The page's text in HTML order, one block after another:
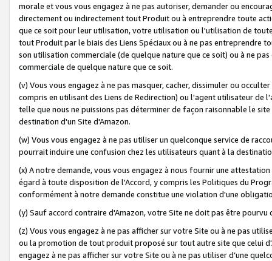
morale et vous vous engagez à ne pas autoriser, demander ou
directement ou indirectement tout Produit ou à entreprendre toute
que ce soit pour leur utilisation, votre utilisation ou l'utilisation de
tout Produit par le biais des Liens Spéciaux ou à ne pas entreprendre
son utilisation commerciale (de quelque nature que ce soit) ou à ne
commerciale de quelque nature que ce soit.
(v) Vous vous engagez à ne pas masquer, cacher, dissimuler ou
compris en utilisant des Liens de Redirection) ou l'agent utilisateur
telle que nous ne puissions pas déterminer de façon raisonnable le
destination d'un Site d'Amazon.
(w) Vous vous engagez à ne pas utiliser un quelconque service de
pourrait induire une confusion chez les utilisateurs quant à la
(x) A notre demande, vous vous engagez à nous fournir une
égard à toute disposition de l'Accord, y compris les Politiques du
conformément à notre demande constitue une violation d'une
(y) Sauf accord contraire d'Amazon, votre Site ne doit pas être
(z) Vous vous engagez à ne pas afficher sur votre Site ou à ne pas
ou la promotion de tout produit proposé sur tout autre site que celui
engagez à ne pas afficher sur votre Site ou à ne pas utiliser d’une